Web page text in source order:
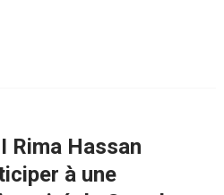
Rima Hassan
à une